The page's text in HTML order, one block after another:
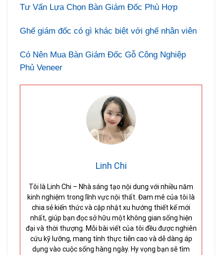
Tư Vấn Lựa Chọn Bàn Giám Đốc Phù Hợp
Ghế giám đốc có gì khác biệt với ghế nhân viên
Có Nên Mua Bàn Giám Đốc Gỗ Công Nghiệp
Phủ Veneer
Linh Chi
Tôi là Linh Chi – Nhà sáng tạo nội dung với nhiều năm
kinh nghiệm trong lĩnh vực nội thất. Đam mê của tôi là
chia sẻ kiến thức và cập nhật xu hướng thiết kế mới
nhất, giúp bạn đọc sở hữu một không gian sống hiện
đại và thời thượng. Mỗi bài viết của tôi đều được nghiên
cứu kỹ lưỡng, mang tính thực tiễn cao và dễ dàng áp
dụng vào cuộc sống hàng ngày. Hy vọng bạn sẽ tìm